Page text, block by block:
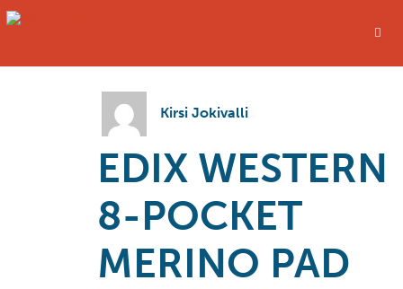
Kirsi Jokivalli
EDIX WESTERN
8-POCKET
MERINO PAD